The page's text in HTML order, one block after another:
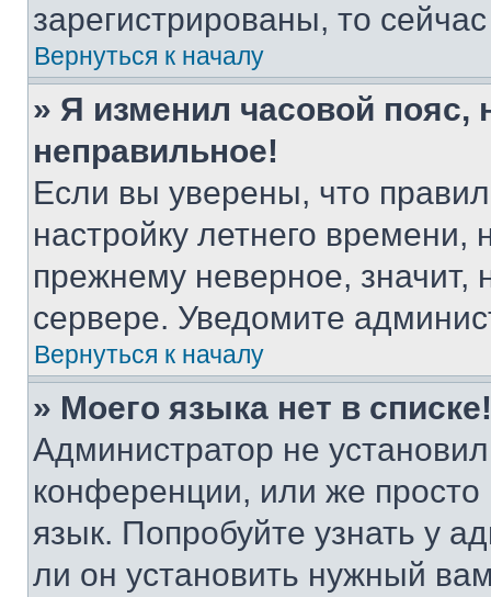
зарегистрированы, то
Вернуться к началу
» Я изменил часовой пояс,
неправильное!
Если вы уверены, что
настройку летнего
прежнему неверное, значит,
сервере. Уведомите
Вернуться к началу
» Моего языка нет в списке!
Администратор не
конференции, или же
язык. Попробуйте узнать у
ли он установить нужный